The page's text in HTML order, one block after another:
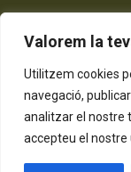
Valorem la
Utilitzem cookies
navegació,
analitzar el nostre
accepteu el nostre
Política de